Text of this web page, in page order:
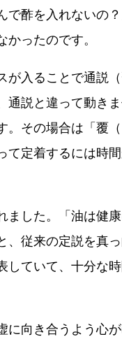
酢を入れないの
ったのです。
入ることで通説
説と違って動き
その場合は「覆
定着するには時間
した。「油は健
従来の定説を真
ていて、十分な
向き合うよう心